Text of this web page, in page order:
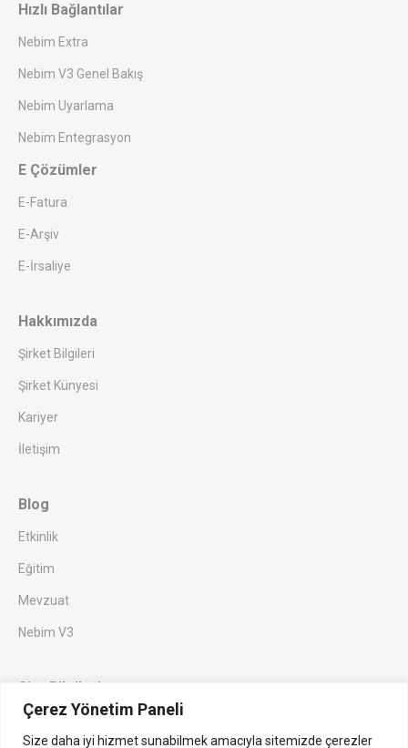
Çerez Yönetim Paneli
Size daha iyi hizmet sunabilmek amacıyla sitemizde çerezler
Hızlı Bağlantılar
Nebim Extra
Nebim V3 Genel Bakış
Nebim Uyarlama
Nebim Entegrasyon
E Çözümler
E-Fatura
E-Arşiv
E-İrsaliye
Hakkımızda
Şirket Bilgileri
Şirket Künyesi
Kariyer
İletişim
Blog
Etkinlik
Eğitim
Mevzuat
Nebim V3
Site Bilgileri
Gizlilik